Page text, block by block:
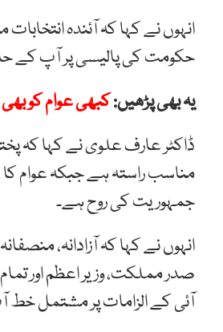
انہوں نے کہا کہ آئندہ
حکومت کی پالیسی پر آپ کے
یہ بھی پڑھیں:کبھی عوام کو
ڈاکٹر عارف علوی نے کہا کہ
مناسب راستہ ہے جبکہ عوام کا
جمہوریت کی روح ہے۔
صدر مملکت، وزیر اعظم اور
آئی کے الزامات پر مشتمل خط